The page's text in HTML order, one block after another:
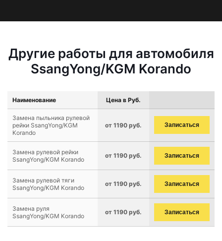
Другие работы для автомобиля
SsangYong/KGM Korando
Наименование Цена в Руб.
Замена пыльника рулевой
рейки SsangYong/KGM
Korando
от 1190 руб. Записаться
Замена рулевой рейки
SsangYong/KGM Korando
от 1190 руб. Записаться
Замена рулевой тяги
SsangYong/KGM Korando
от 1190 руб. Записаться
Замена руля
SsangYong/KGM Korando
от 1190 руб. Записаться